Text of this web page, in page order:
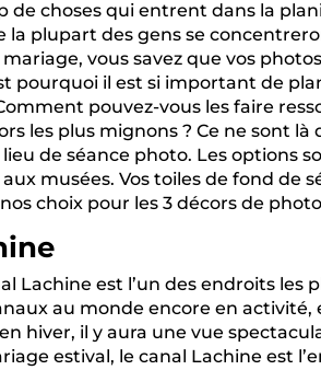
de choses qui entrent dans la
la plupart des gens se
vous savez que vos
pourquoi il est si important de
pouvez-vous les faire
les plus mignons ? Ce ne sont
de séance photo. Les options
musées. Vos toiles de fond
nos choix pour les 3 décors de
Lachine est l’un des endroits
au monde encore en
hiver, il y aura une vue
estival, le canal Lachine est